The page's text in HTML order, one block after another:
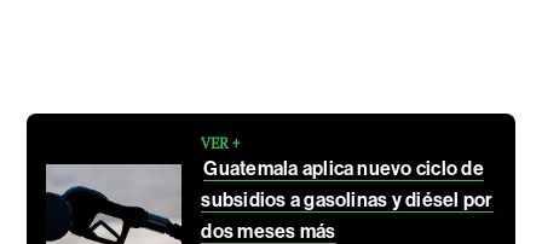
VER +
Guatemala aplica nuevo ciclo de
subsidios a gasolinas y diésel por
dos meses más